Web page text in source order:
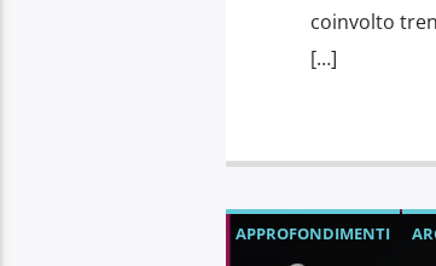
coinvolto
[…]
APPROFONDIMENTI